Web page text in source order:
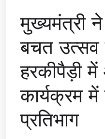
मुख्यमंत्री
बचत
हरकीपैड़ी
कार्यक्रम में
प्रतिभाग